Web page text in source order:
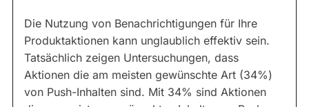
Die Nutzung von Benachrichtigungen für Ihre
Produktaktionen kann unglaublich effektiv sein.
Tatsächlich zeigen Untersuchungen, dass
Aktionen die am meisten gewünschte Art (34%)
von Push-Inhalten sind. Mit 34% sind Aktionen